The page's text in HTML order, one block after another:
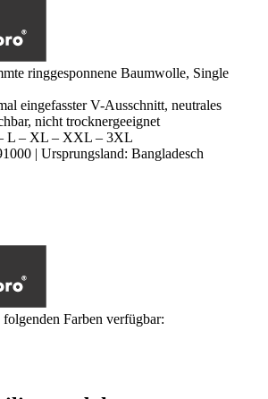
ringgesponnene Baumwolle, Single
eingefasster V-Ausschnitt, neutrales
nicht trocknergeeignet
L – XL – XXL – 3XL
| Ursprungsland: Bangladesch
Farben verfügbar: